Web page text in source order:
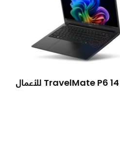
آيسر تكشف عن حاسوب TravelMate P6 14 AI للأعمال